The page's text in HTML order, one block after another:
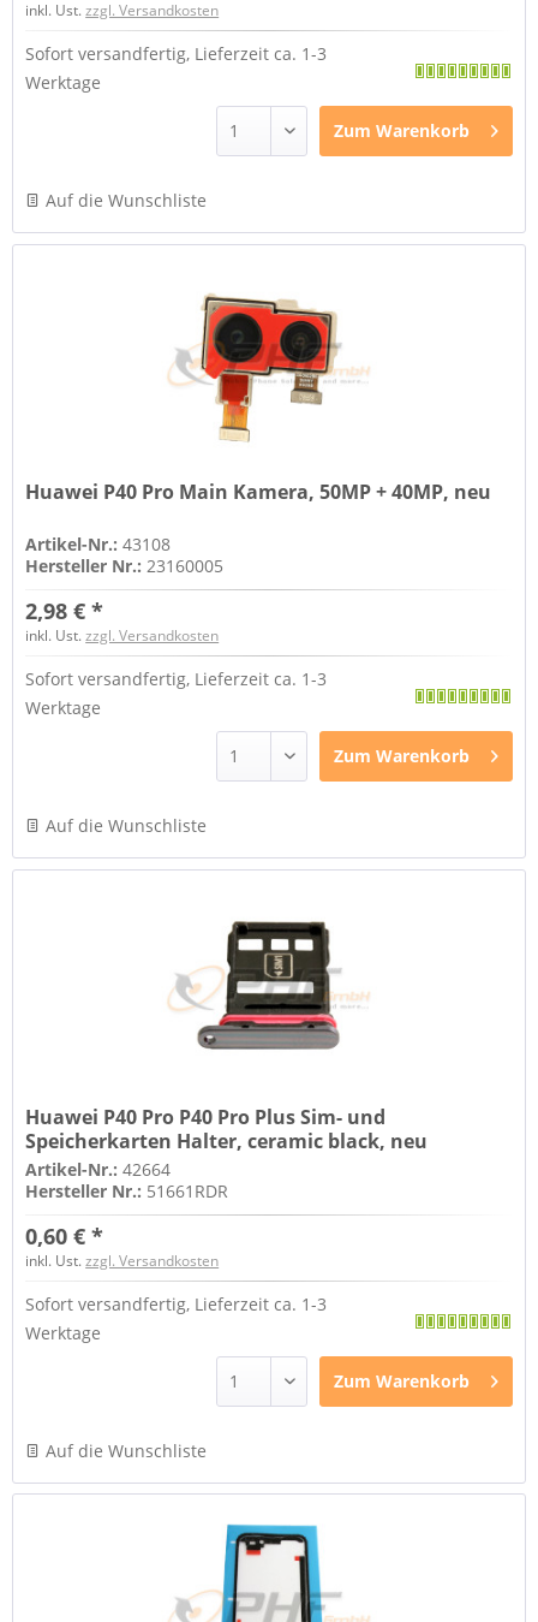
inkl. Ust.zzgl. Versandkosten
Sofort versandfertig, Lieferzeit ca. 1-3
Werktage
Zum Warenkorb
Auf die Wunschliste
Huawei P40 Pro Main Kamera, 50MP + 40MP, neu
Artikel-Nr.:43108
Hersteller Nr.:23160005
2,98 € *
inkl. Ust.zzgl. Versandkosten
Sofort versandfertig, Lieferzeit ca. 1-3
Werktage
Zum Warenkorb
Auf die Wunschliste
Huawei P40 Pro P40 Pro Plus Sim- und
Speicherkarten Halter, ceramic black, neu
Artikel-Nr.:42664
Hersteller Nr.: 51661RDR
0,60 € *
inkl. Ust.zzgl. Versandkosten
Sofort versandfertig, Lieferzeit ca. 1-3
Werktage
Zum Warenkorb
Auf die Wunschliste